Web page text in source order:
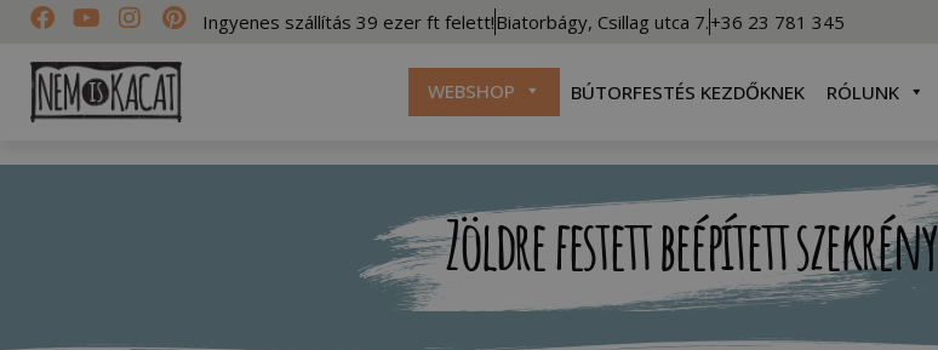
Ingyenes szállítás 39 ezer ft felett!Biatorbágy, Csillag utca 7.+36 23 781 345
WEBSHOP BÚTORFESTÉS KEZDŐKNEK RÓLUNK
Zöldre festett beépített szekrény